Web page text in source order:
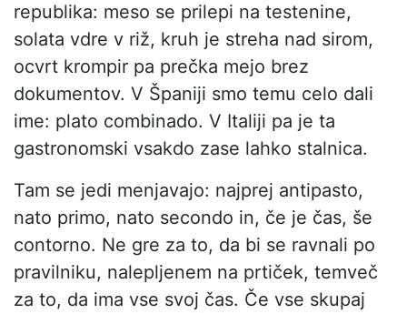
republika: meso se prilepi na testenine,
solata vdre v riž, kruh je streha nad sirom,
ocvrt krompir pa prečka mejo brez
dokumentov. V Španiji smo temu celo dali
ime: plato combinado. V Italiji pa je ta
gastronomski vsakdo zase lahko stalnica.
Tam se jedi menjavajo: najprej antipasto,
nato primo, nato secondo in, če je čas, še
contorno. Ne gre za to, da bi se ravnali po
pravilniku, nalepljenem na prtiček, temveč
za to, da ima vse svoj čas. Če vse skupaj